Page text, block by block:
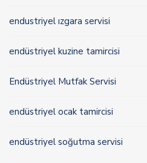
endustriyel ızgara servisi
endüstriyel kuzine tamircisi
Endüstriyel Mutfak Servisi
endüstriyel ocak tamircisi
endüstriyel soğutma servisi